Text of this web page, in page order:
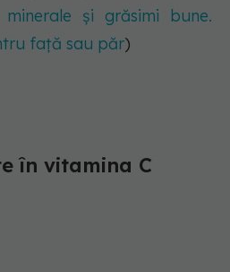
și grăsimi bune.
față sau păr)
în vitamina C